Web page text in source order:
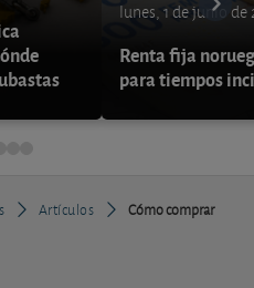
lunes, 1 de junio de
Renta fija
para tiempos
Artículos
Cómo comprar